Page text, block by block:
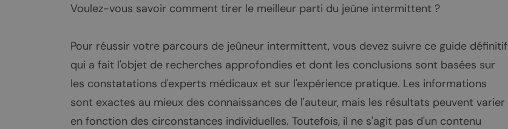
Voulez-vous savoir comment tirer le meilleur parti du jeûne intermittent ?
Pour réussir votre parcours de jeûneur intermittent, vous devez suivre ce guide définitif
qui a fait l'objet de recherches approfondies et dont les conclusions sont basées sur
les constatations d'experts médicaux et sur l'expérience pratique. Les informations
sont exactes au mieux des connaissances de l'auteur, mais les résultats peuvent varier
en fonction des circonstances individuelles. Toutefois, il ne s'agit pas d'un contenu